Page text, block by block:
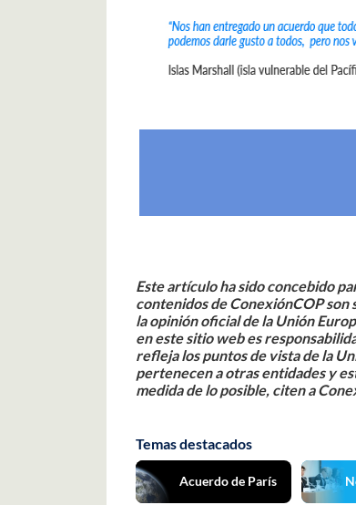
Este artículo ha sido concebido
contenidos de ConexiónCOP
la opinión oficial de la Unión
en este sitio web es
refleja los puntos de vista de la
pertenecen a otras entidades y
medida de lo posible, citen a
Temas destacados
Acuerdo de París